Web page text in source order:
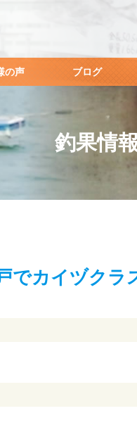
の声 ブログ
釣果情報
でカイヅクラ